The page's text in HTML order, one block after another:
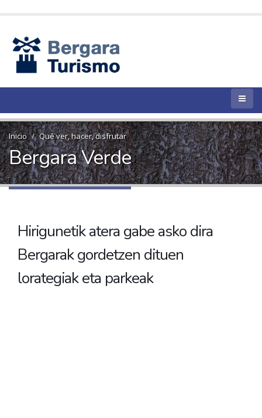
Inicio Qué ver, hacer, disfrutar
Bergara Verde
Hirigunetik atera gabe asko dira
Bergarak gordetzen dituen
lorategiak eta parkeak